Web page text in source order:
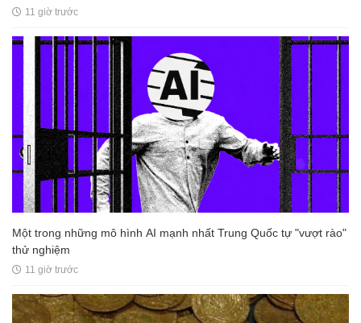
11 giờ trước
Một trong những mô hình AI mạnh nhất Trung Quốc tự "vượt rào"
thử nghiệm
11 giờ trước